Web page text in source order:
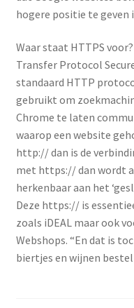
hogere positie te geven
Waar staat HTTPS
Transfer Protocol
standaard HTTP
gebruikt om
Chrome te laten
waarop een website
http:// dan is de
met https:// dan wordt
herkenbaar aan het
Deze https:// is
zoals iDEAL maar ook
Webshops. “En dat is
biertjes en wijnen